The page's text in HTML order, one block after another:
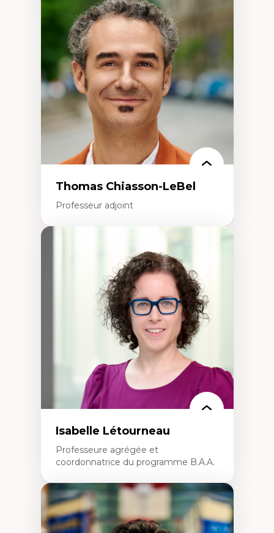
Économie circulaire
Modèles d’affaires durables
Histoire des faits économiques
Gestion durable des ressources naturelles
Écologie industrielle
Aménagement durable du territoire
Développement régional
Coopératives
Télétravail en milieu rural francophone
Transition socio-écologique
Thomas Chiasson-LeBel
Professeur adjoint
Théories du développement
Économie politique comparée
Élites économiques
Sociologie économique
Extractivisme
Classes sociales
Mouvements sociaux
Théories de l’État
Isabelle Létourneau
Professeure agrégée et
coordonnatrice du programme B.A.A.
Expertises
Conciliation travail-vie personnelle
Gestion des ressources humaines